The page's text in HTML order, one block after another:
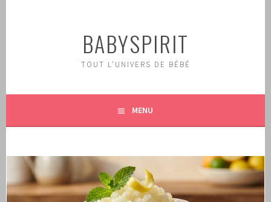
BABYSPIRIT
TOUT L'UNIVERS DE BÉBÉ
MENU